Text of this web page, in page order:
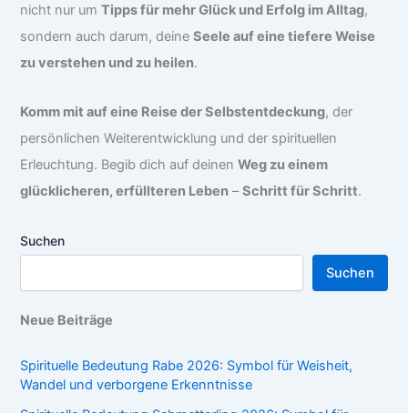
nicht nur umTipps für mehr Glück und Erfolg im Alltag,
sondern auch darum, deineSeele auf eine tiefere Weise
zu verstehen und zu heilen.
Komm mit auf eine Reise der Selbstentdeckung, der
persönlichen Weiterentwicklung und der spirituellen
Erleuchtung. Begib dich auf deinenWeg zu einem
glücklicheren, erfüllteren Leben –Schritt für Schritt.
Suchen
Suchen
Neue Beiträge
Spirituelle Bedeutung Rabe 2026: Symbol für Weisheit,
Wandel und verborgene Erkenntnisse